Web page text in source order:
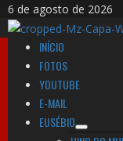
6 de agosto de 2026
INÍCIO
FOTOS
YOUTUBE
E-MAIL
EUSÉBIO